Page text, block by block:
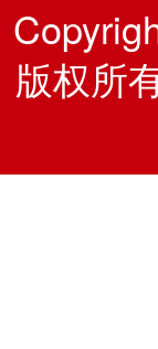
版权